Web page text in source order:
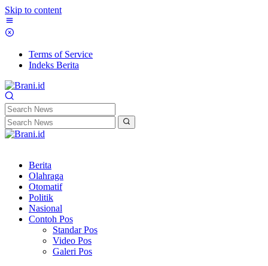
Skip to content
Terms of Service
Indeks Berita
Berita
Olahraga
Otomatif
Politik
Nasional
Contoh Pos
Standar Pos
Video Pos
Galeri Pos